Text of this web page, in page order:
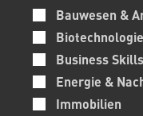
Bauwesen &
Business
Energie &
Immobilien